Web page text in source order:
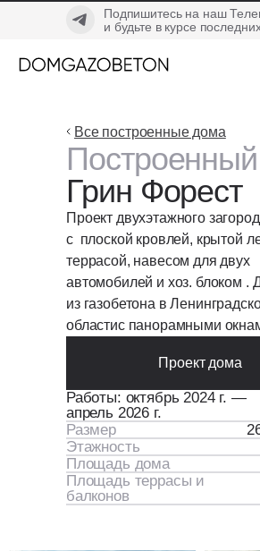
Подпишитесь на наш
и будьте в курсе
Все построенные дома
Грин Форест
Проект двухэтажного
с плоской кровлей, крытой
террасой, навесом для двух
автомобилей и хоз. блоком .
из газобетона в
областис панорамными
Проект дома
Работы: октябрь 2024 г. —
апрель 2026 г.
Размер
Этажность
Площадь дома
Площадь террасы и
балконов